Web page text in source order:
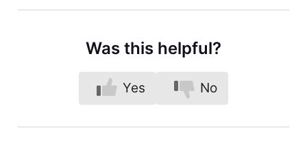
Was this helpful?
Yes No